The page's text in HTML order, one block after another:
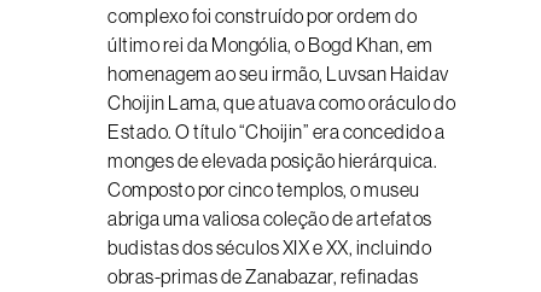
complexo foi construído por ordem do
último rei da Mongólia, o Bogd Khan, em
homenagem ao seu irmão, Luvsan Haidav
Choijin Lama, que atuava como oráculo do
Estado. O título “Choijin” era concedido a
monges de elevada posição hierárquica.
Composto por cinco templos, o museu
abriga uma valiosa coleção de artefatos
budistas dos séculos XIX e XX, incluindo
obras-primas de Zanabazar, refinadas